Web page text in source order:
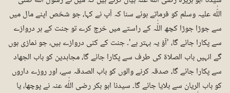
اللّٰه علیہ وسلم کو فرماتے ہوئے سنا کہ آپ نے کہا، جو شخص اپنے مال میں
سے جوڑا جوڑا کچھ اللّٰہ کے راستے میں خرچ کرے تو جنت کے ہر دروازے
سے پکارا جائے گا، 'آؤ یہ بہتر ہے'۔ جنت کے کئی دروازے ہیں، جو نمازی ہوں
گے انہیں باب الصلاۃ کی طرف سے پکارا جائے گا، مجاہدین کو باب الجھاد
سے پکارا جائے گا، صدقہ کرنے والوں کو باب الصدقہ سے، اور روزے داروں
کو باب الریان سے بلایا جائے گا۔ سیدنا ابو بکر رضی اللّٰه عنہ نے پوچھا، یا